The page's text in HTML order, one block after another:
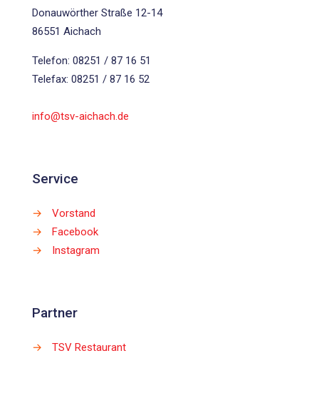
Donauwörther Straße 12-14
86551 Aichach
Telefon: 08251 / 87 16 51
Telefax: 08251 / 87 16 52
info@tsv-aichach.de
Service
→
Vorstand
→
Facebook
→
Instagram
Partner
→ TSV Restaurant